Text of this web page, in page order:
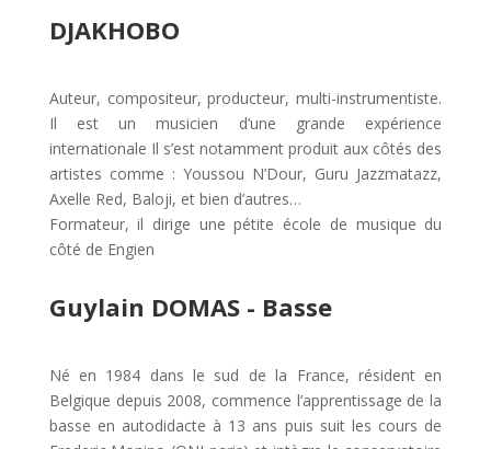
DJAKHOBO
Auteur, compositeur, producteur, multi-instrumentiste.
Il est un musicien d’une grande expérience
internationale Il s’est notamment produit aux côtés des
artistes comme : Youssou N’Dour, Guru Jazzmatazz,
Axelle Red, Baloji, et bien d’autres…
Formateur, il dirige une pétite école de musique du
côté de Engien
Guylain DOMAS - Basse
Né en 1984 dans le sud de la France, résident en
Belgique depuis 2008, commence l’apprentissage de la
basse en autodidacte à 13 ans puis suit les cours de